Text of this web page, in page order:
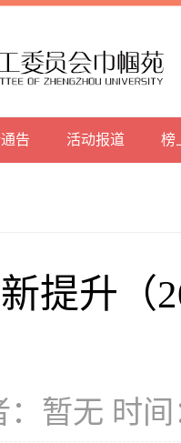
告 活动报道 榜
提升（
：暂无 时间